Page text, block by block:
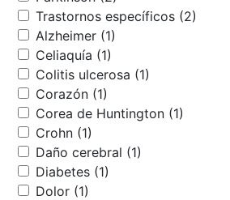
Trastornos específicos (2)
Alzheimer (1)
Celiaquía (1)
Colitis ulcerosa (1)
Corazón (1)
Corea de Huntington (1)
Crohn (1)
Daño cerebral (1)
Diabetes (1)
Dolor (1)